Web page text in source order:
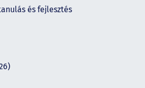
és fejlesztés